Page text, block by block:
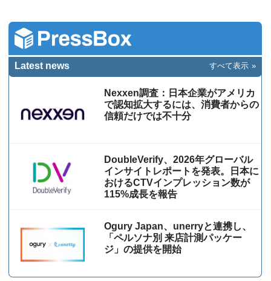
Latest news すべて表示
Nexxen調査：日本企業がアメリカ
で認知拡大するには、消費者からの
信頼だけでは不十分
DoubleVerify、2026年グローバル
インサイトレポートを発表。日本に
おけるCTVインプレッション数が
115%成⻑を報告
Ogury Japan、unerryと連携し、
「ペルソナ別 来店計測パッケー
ジ」の提供を開始